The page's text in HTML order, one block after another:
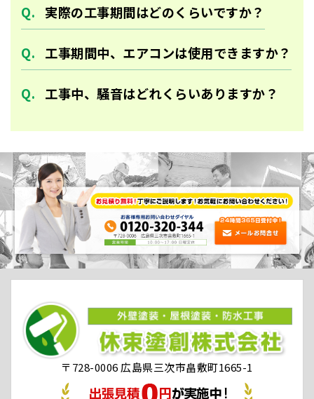
実際の工事期間はどのくらいですか？
工事期間中、エアコンは使用できますか？
工事中、騒音はどれくらいありますか？
〒728-0006 広島県三次市畠敷町1665-1